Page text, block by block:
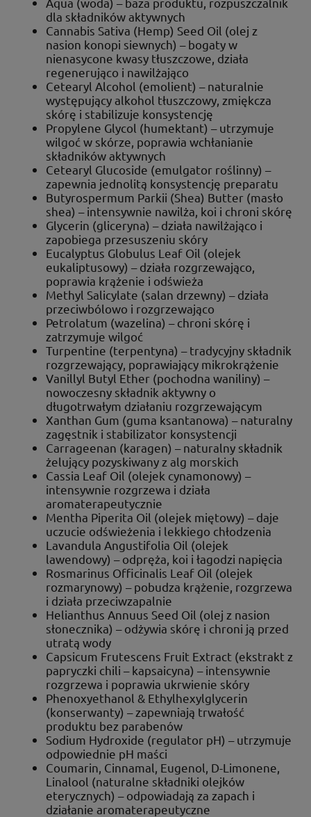
dla składników aktywnych
Cannabis Sativa (Hemp) Seed Oil (olej z
nasion konopi siewnych) – bogaty w
nienasycone kwasy tłuszczowe, działa
regenerująco i nawilżająco
Cetearyl Alcohol (emolient) – naturalnie
występujący alkohol tłuszczowy, zmiękcza
skórę i stabilizuje konsystencję
Propylene Glycol (humektant) – utrzymuje
wilgoć w skórze, poprawia wchłanianie
składników aktywnych
Cetearyl Glucoside (emulgator roślinny) –
zapewnia jednolitą konsystencję preparatu
Butyrospermum Parkii (Shea) Butter (masło
shea) – intensywnie nawilża, koi i chroni skórę
Glycerin (gliceryna) – działa nawilżająco i
zapobiega przesuszeniu skóry
Eucalyptus Globulus Leaf Oil (olejek
eukaliptusowy) – działa rozgrzewająco,
poprawia krążenie i odświeża
Methyl Salicylate (salan drzewny) – działa
przeciwbólowo i rozgrzewająco
Petrolatum (wazelina) – chroni skórę i
zatrzymuje wilgoć
Turpentine (terpentyna) – tradycyjny składnik
rozgrzewający, poprawiający mikrokrążenie
Vanillyl Butyl Ether (pochodna waniliny) –
nowoczesny składnik aktywny o
długotrwałym działaniu rozgrzewającym
Xanthan Gum (guma ksantanowa) – naturalny
zagęstnik i stabilizator konsystencji
Carrageenan (karagen) – naturalny składnik
żelujący pozyskiwany z alg morskich
Cassia Leaf Oil (olejek cynamonowy) –
intensywnie rozgrzewa i działa
aromaterapeutycznie
Mentha Piperita Oil (olejek miętowy) – daje
uczucie odświeżenia i lekkiego chłodzenia
Lavandula Angustifolia Oil (olejek
lawendowy) – odpręża, koi i łagodzi napięcia
Rosmarinus Officinalis Leaf Oil (olejek
rozmarynowy) – pobudza krążenie, rozgrzewa
i działa przeciwzapalnie
Helianthus Annuus Seed Oil (olej z nasion
słonecznika) – odżywia skórę i chroni ją przed
utratą wody
Capsicum Frutescens Fruit Extract (ekstrakt z
papryczki chili – kapsaicyna) – intensywnie
rozgrzewa i poprawia ukrwienie skóry
Phenoxyethanol & Ethylhexylglycerin
(konserwanty) – zapewniają trwałość
produktu bez parabenów
Sodium Hydroxide (regulator pH) – utrzymuje
odpowiednie pH maści
Coumarin, Cinnamal, Eugenol, D-Limonene,
Linalool (naturalne składniki olejków
eterycznych) – odpowiadają za zapach i
działanie aromaterapeutyczne